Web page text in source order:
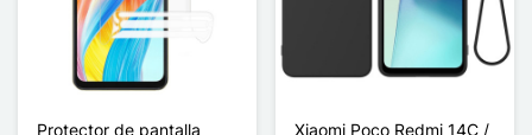
Protector de pantalla
Xiaomi Poco Redmi 14C /